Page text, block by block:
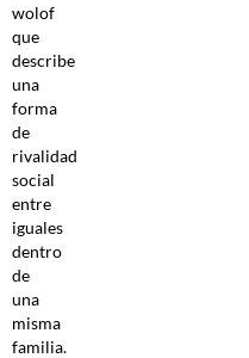
wolof
que
describe
una
forma
de
rivalidad
social
entre
iguales
dentro
de
una
misma
familia.